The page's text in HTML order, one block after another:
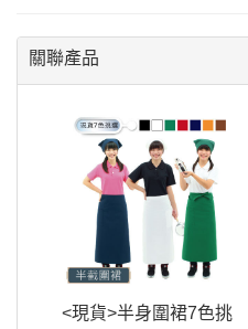
關聯產品
<現貨>半身圍裙7色挑